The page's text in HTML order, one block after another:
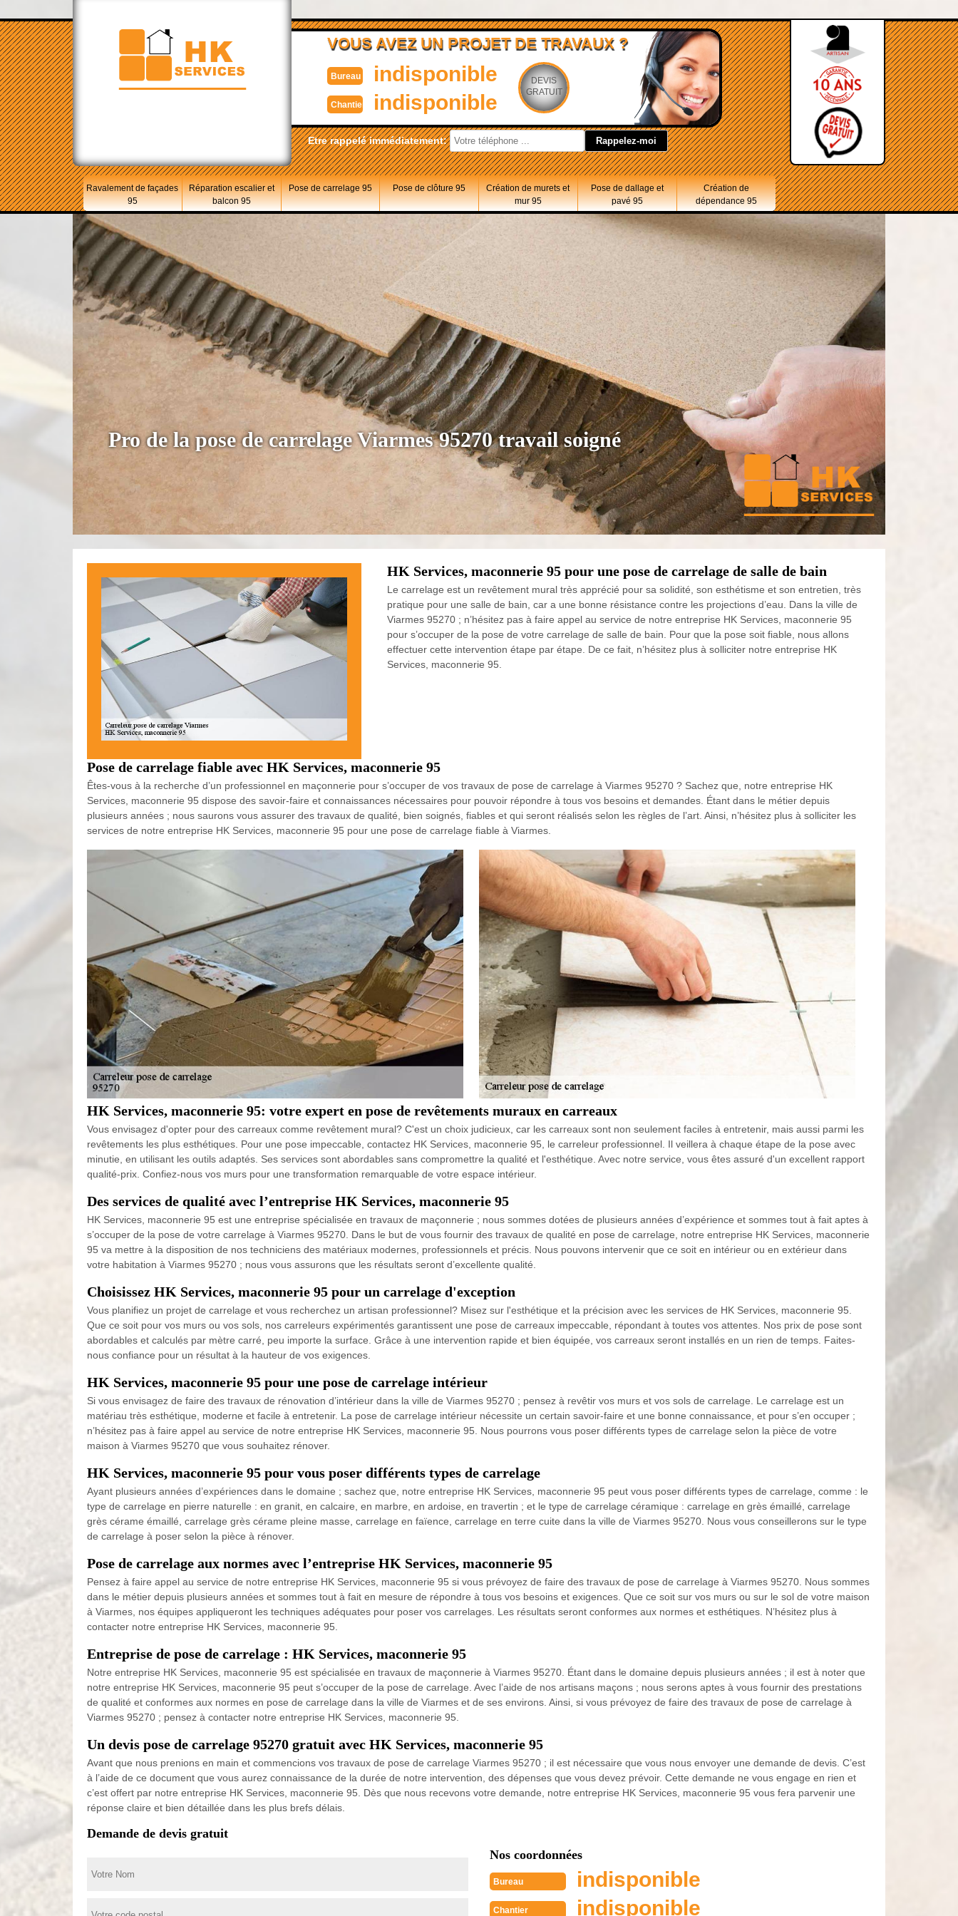
VOUS AVEZ UN PROJET DE TRAVAUX ?
Bureau indisponible
Chantier indisponible
DEVIS
GRATUIT
Etre rappelé immédiatement:
Ravalement de façades
95
Réparation escalier et
balcon 95
Pose de carrelage 95 Pose de clôture 95
Création de murets et
mur 95
Pose de dallage et
pavé 95
Création de
dépendance 95
Pro de la pose de carrelage Viarmes 95270 travail soigné
HK Services, maconnerie 95 pour une pose de carrelage de salle de bain
Le carrelage est un revêtement mural très apprécié pour sa solidité, son esthétisme et son entretien, très
pratique pour une salle de bain, car a une bonne résistance contre les projections d’eau. Dans la ville de
Viarmes 95270 ; n’hésitez pas à faire appel au service de notre entreprise HK Services, maconnerie 95
pour s’occuper de la pose de votre carrelage de salle de bain. Pour que la pose soit fiable, nous allons
effectuer cette intervention étape par étape. De ce fait, n’hésitez plus à solliciter notre entreprise HK
Services, maconnerie 95.
Pose de carrelage fiable avec HK Services, maconnerie 95
Êtes-vous à la recherche d’un professionnel en maçonnerie pour s’occuper de vos travaux de pose de carrelage à Viarmes 95270 ? Sachez que, notre entreprise HK
Services, maconnerie 95 dispose des savoir-faire et connaissances nécessaires pour pouvoir répondre à tous vos besoins et demandes. Étant dans le métier depuis
plusieurs années ; nous saurons vous assurer des travaux de qualité, bien soignés, fiables et qui seront réalisés selon les règles de l’art. Ainsi, n’hésitez plus à solliciter les
services de notre entreprise HK Services, maconnerie 95 pour une pose de carrelage fiable à Viarmes.
HK Services, maconnerie 95: votre expert en pose de revêtements muraux en carreaux
Vous envisagez d'opter pour des carreaux comme revêtement mural? C'est un choix judicieux, car les carreaux sont non seulement faciles à entretenir, mais aussi parmi les
revêtements les plus esthétiques. Pour une pose impeccable, contactez HK Services, maconnerie 95, le carreleur professionnel. Il veillera à chaque étape de la pose avec
minutie, en utilisant les outils adaptés. Ses services sont abordables sans compromettre la qualité et l'esthétique. Avec notre service, vous êtes assuré d'un excellent rapport
qualité-prix. Confiez-nous vos murs pour une transformation remarquable de votre espace intérieur.
Des services de qualité avec l’entreprise HK Services, maconnerie 95
HK Services, maconnerie 95 est une entreprise spécialisée en travaux de maçonnerie ; nous sommes dotées de plusieurs années d’expérience et sommes tout à fait aptes à
s’occuper de la pose de votre carrelage à Viarmes 95270. Dans le but de vous fournir des travaux de qualité en pose de carrelage, notre entreprise HK Services, maconnerie
95 va mettre à la disposition de nos techniciens des matériaux modernes, professionnels et précis. Nous pouvons intervenir que ce soit en intérieur ou en extérieur dans
votre habitation à Viarmes 95270 ; nous vous assurons que les résultats seront d’excellente qualité.
Choisissez HK Services, maconnerie 95 pour un carrelage d'exception
Vous planifiez un projet de carrelage et vous recherchez un artisan professionnel? Misez sur l'esthétique et la précision avec les services de HK Services, maconnerie 95.
Que ce soit pour vos murs ou vos sols, nos carreleurs expérimentés garantissent une pose de carreaux impeccable, répondant à toutes vos attentes. Nos prix de pose sont
abordables et calculés par mètre carré, peu importe la surface. Grâce à une intervention rapide et bien équipée, vos carreaux seront installés en un rien de temps. Faites-
nous confiance pour un résultat à la hauteur de vos exigences.
HK Services, maconnerie 95 pour une pose de carrelage intérieur
Si vous envisagez de faire des travaux de rénovation d’intérieur dans la ville de Viarmes 95270 ; pensez à revêtir vos murs et vos sols de carrelage. Le carrelage est un
matériau très esthétique, moderne et facile à entretenir. La pose de carrelage intérieur nécessite un certain savoir-faire et une bonne connaissance, et pour s’en occuper ;
n’hésitez pas à faire appel au service de notre entreprise HK Services, maconnerie 95. Nous pourrons vous poser différents types de carrelage selon la pièce de votre
maison à Viarmes 95270 que vous souhaitez rénover.
HK Services, maconnerie 95 pour vous poser différents types de carrelage
Ayant plusieurs années d’expériences dans le domaine ; sachez que, notre entreprise HK Services, maconnerie 95 peut vous poser différents types de carrelage, comme : le
type de carrelage en pierre naturelle : en granit, en calcaire, en marbre, en ardoise, en travertin ; et le type de carrelage céramique : carrelage en grès émaillé, carrelage
grès cérame émaillé, carrelage grès cérame pleine masse, carrelage en faïence, carrelage en terre cuite dans la ville de Viarmes 95270. Nous vous conseillerons sur le type
de carrelage à poser selon la pièce à rénover.
Pose de carrelage aux normes avec l’entreprise HK Services, maconnerie 95
Pensez à faire appel au service de notre entreprise HK Services, maconnerie 95 si vous prévoyez de faire des travaux de pose de carrelage à Viarmes 95270. Nous sommes
dans le métier depuis plusieurs années et sommes tout à fait en mesure de répondre à tous vos besoins et exigences. Que ce soit sur vos murs ou sur le sol de votre maison
à Viarmes, nos équipes appliqueront les techniques adéquates pour poser vos carrelages. Les résultats seront conformes aux normes et esthétiques. N’hésitez plus à
contacter notre entreprise HK Services, maconnerie 95.
Entreprise de pose de carrelage : HK Services, maconnerie 95
Notre entreprise HK Services, maconnerie 95 est spécialisée en travaux de maçonnerie à Viarmes 95270. Étant dans le domaine depuis plusieurs années ; il est à noter que
notre entreprise HK Services, maconnerie 95 peut s’occuper de la pose de carrelage. Avec l’aide de nos artisans maçons ; nous serons aptes à vous fournir des prestations
de qualité et conformes aux normes en pose de carrelage dans la ville de Viarmes et de ses environs. Ainsi, si vous prévoyez de faire des travaux de pose de carrelage à
Viarmes 95270 ; pensez à contacter notre entreprise HK Services, maconnerie 95.
Un devis pose de carrelage 95270 gratuit avec HK Services, maconnerie 95
Avant que nous prenions en main et commencions vos travaux de pose de carrelage Viarmes 95270 ; il est nécessaire que vous nous envoyer une demande de devis. C’est
à l’aide de ce document que vous aurez connaissance de la durée de notre intervention, des dépenses que vous devez prévoir. Cette demande ne vous engage en rien et
c’est offert par notre entreprise HK Services, maconnerie 95. Dès que nous recevons votre demande, notre entreprise HK Services, maconnerie 95 vous fera parvenir une
réponse claire et bien détaillée dans les plus brefs délais.
Demande de devis gratuit
Nos coordonnées
Bureau indisponible
Chantier indisponible